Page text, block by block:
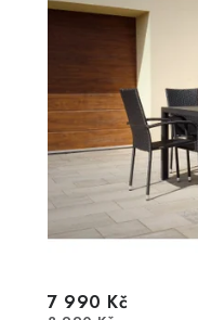
7 990 Kč